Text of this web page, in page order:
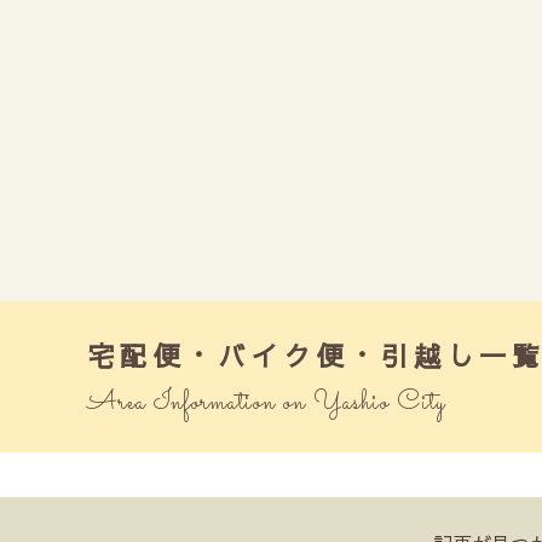
宅配便・バイク便・引越し一
Area Information on Yashio City